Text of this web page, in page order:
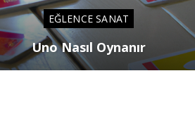
EĞLENCE SANAT
Uno Nasıl Oynanır